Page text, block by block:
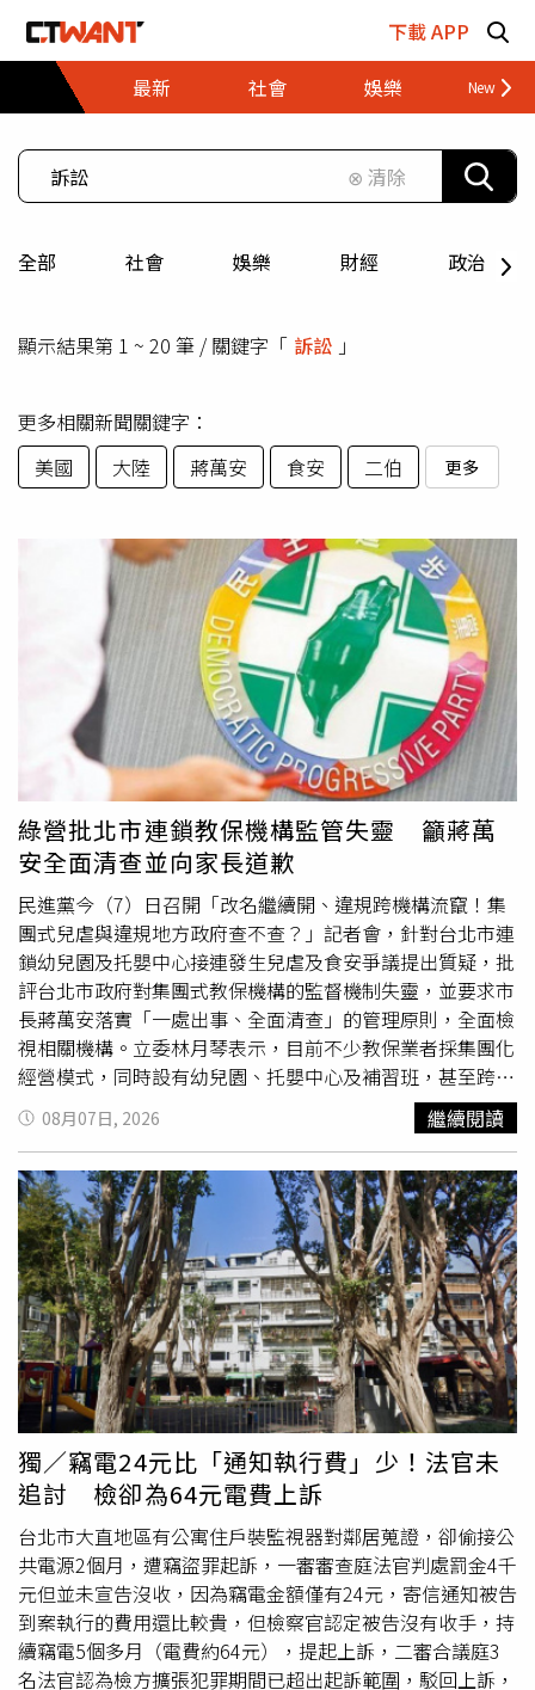
下載 APP
最新
社會 娛樂 財經
⊗ 清除
全部 社會 娛樂 財經 政治
顯示結果第 1 ~ 20 筆 / 關鍵字「 訴訟 」
更多相關新聞關鍵字：
美國
大陸 蔣萬安 食安 二伯 更多
綠營批北市連鎖教保機構監管失靈 籲蔣萬
安全面清查並向家長道歉
民進黨今（7）日召開「改名繼續開、違規跨機構流竄！集
團式兒虐與違規地方政府查不查？」記者會，針對台北市連
鎖幼兒園及托嬰中心接連發生兒虐及食安爭議提出質疑，批
評台北市政府對集團式教保機構的監督機制失靈，並要求市
長蔣萬安落實「一處出事、全面清查」的管理原則，全面檢
視相關機構。立委林月琴表示，目前不少教保業者採集團化
經營模式，同時設有幼兒園、托嬰中心及補習班，甚至跨縣
市設立多處分園，因此政府不應再將兒虐事件視為單一園所
或個別教師的個案，而應從整體經營模式與監督制度進行檢
討。林月琴也提及培諾米達兒童性侵國賠案，批評台北市政
府在案件處理過程中態度消極。她指出，市府曾主張第一名
受害兒童離園後未再受害，因此沒有進一步調查義務，但隔
年卻陸續傳出更多受害案件。她並質疑，市府於國賠訴訟期
間未提供相關資料，影響案件審理，即使遭監察院糾正，仍
未正視行政責任。台北市議員簡舒培表示，夏莉絲幼兒園集
團爆發集體虐童事件已逾一個月，期間家長多次透過陳情及
1999專線反映問題，但教育、社會、勞動、環保及衛生等
相關局處的處置均未有效回應外界疑慮。她要求台北市政府
徹查事件始末，並釐清是否涉及行政疏失。民進黨發言人吳
崢則批評，蔣萬安過去面對政治議題時經常公開表態，如今
面對連鎖教保機構爭議卻未積極回應，質疑其面對重大事件
的態度前後不一。他呼籲台北市政府儘速釐清相關責任，提
出具體改善措施，回應受害家長及社會大眾的期待。民進黨
要求，台北市政府應全面盤點集團式教保機構的管理機制，
徹查是否存在跨機構違規或監督漏洞，並針對相關爭議向社
會提出完整說明，保障兒童受教與受照顧安全。
08月07日, 2026 繼續閱讀
獨／竊電24元比「通知執行費」少！法官未
追討 檢卻為64元電費上訴
台北市大直地區有公寓住戶裝監視器對鄰居蒐證，卻偷接公
共電源2個月，遭竊盜罪起訴，一審審查庭法官判處罰金4千
元但並未宣告沒收，因為竊電金額僅有24元，寄信通知被告
到案執行的費用還比較貴，但檢察官認定被告沒有收手，持
續竊電5個多月（電費約64元），提起上訴，二審合議庭3
名法官認為檢方擴張犯罪期間已超出起訴範圍，駁回上訴，